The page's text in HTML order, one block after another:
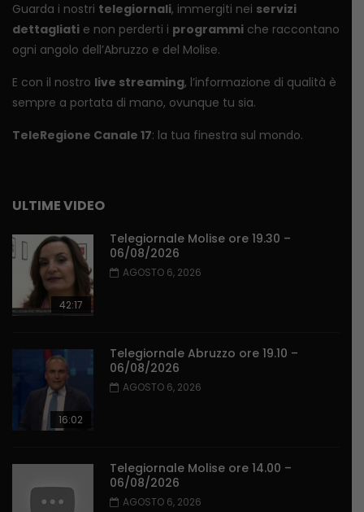
Guarda i nostri telegiornali, immergiti nei servizi
dettagliati e non perderti i programmi che raccontano
ogni angolo dell’Abruzzo e del Molise.
E con il nostro live streaming, l’informazione di qualità è
sempre a portata di mano, ovunque tu sia.
TeleRegione Canale 17: la tua finestra sul mondo.
ULTIME VIDEO
42:17
Telegiornale Molise ore 19.30 –
06/08/2026
AGOSTO 6, 2026
16:02
Telegiornale Abruzzo ore 19.10 –
06/08/2026
AGOSTO 6, 2026
Telegiornale Molise ore 14.00 –
06/08/2026
AGOSTO 6, 2026